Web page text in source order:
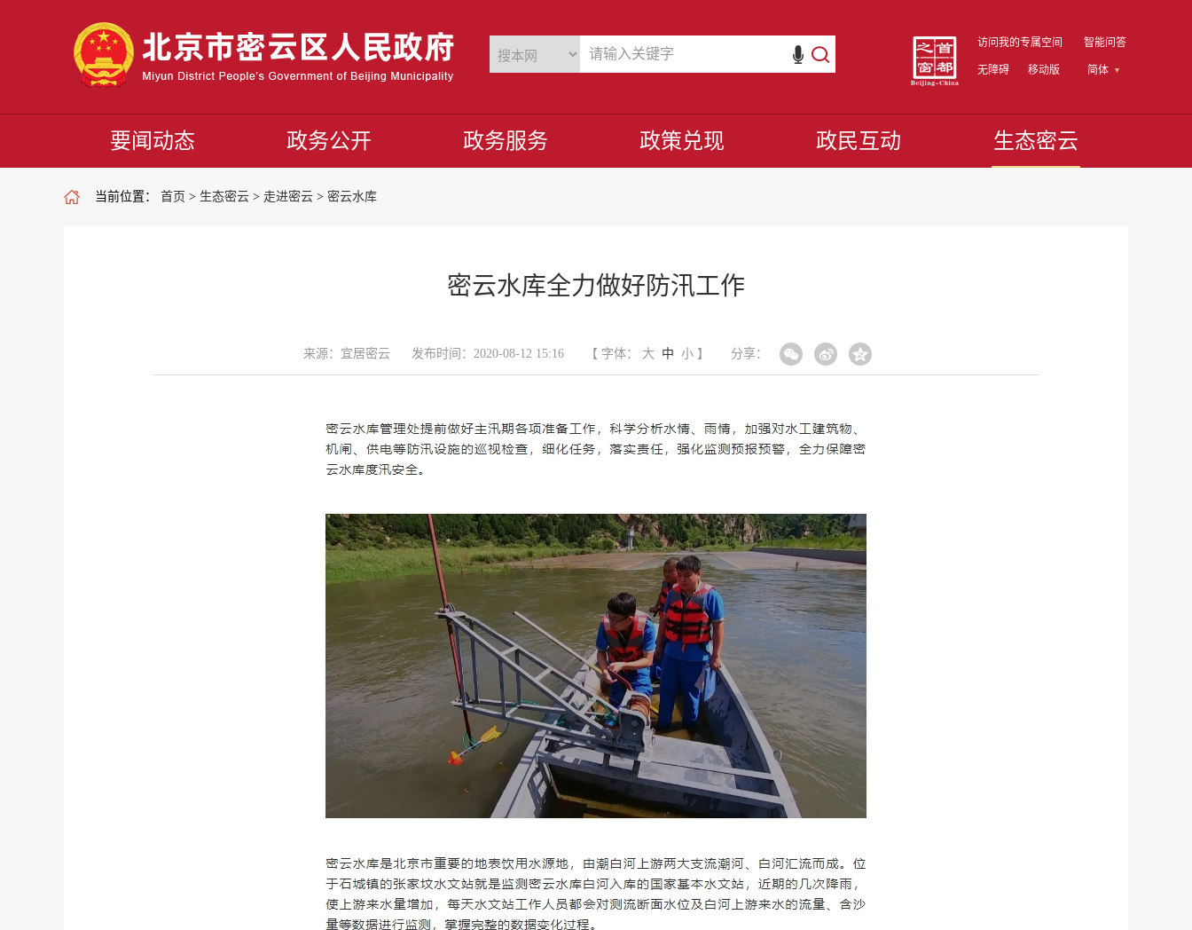
访问我的专属空间 智能问答
无障碍 移动版 简体
要闻动态 政务公开 政务服务 政策兑现 政民互动 生态密云
当前位置： 首页 > 生态密云 > 走进密云 > 密云水库
密云水库全力做好防汛工作
来源：宜居密云 发布时间：2020-08-12 15:16 【 字体： 大 中 小】 分享：